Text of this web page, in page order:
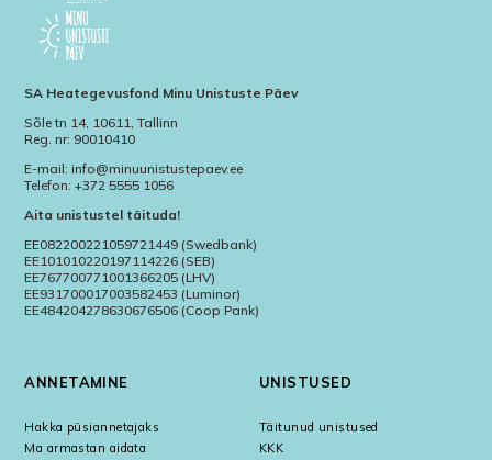
SA Heategevusfond Minu Unistuste Päev
Sõle tn 14, 10611, Tallinn
Reg. nr: 90010410
E-mail: info@minuunistustepaev.ee
Telefon: +372 5555 1056
Aita unistustel täituda!
EE082200221059721449 (Swedbank)
EE101010220197114226 (SEB)
EE767700771001366205 (LHV)
EE931700017003582453 (Luminor)
EE484204278630676506 (Coop Pank)
ANNETAMINE
Hakka püsiannetajaks
Ma armastan aidata
UNISTUSED
Täitunud unistused
KKK